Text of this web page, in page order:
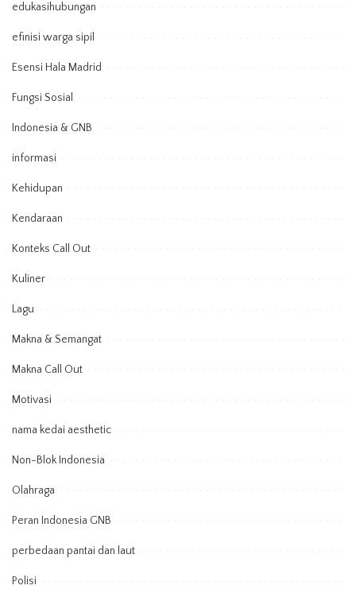
edukasihubungan
efinisi warga sipil
Esensi Hala Madrid
Fungsi Sosial
Indonesia & GNB
informasi
Kehidupan
Kendaraan
Konteks Call Out
Kuliner
Lagu
Makna & Semangat
Makna Call Out
Motivasi
nama kedai aesthetic
Non-Blok Indonesia
Olahraga
Peran Indonesia GNB
perbedaan pantai dan laut
Polisi